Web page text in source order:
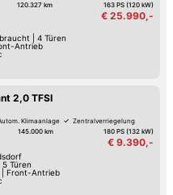
120.327 km 163 PS (120 kW)
€ 25.990,-
4 Türen
Antrieb
2,0 TFSI
Klimaanlage
Zentralverriegelung
145.000 km 180 PS (132 kW)
€ 9.390,-
5 Türen
Front-Antrieb